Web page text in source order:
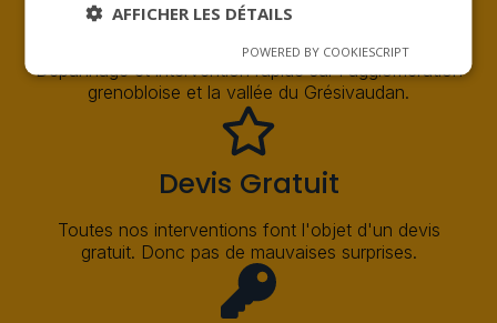
Dépannage 24/7
Dépannage et intervention rapide sur l'agglomération
grenobloise et la vallée du Grésivaudan.
Devis Gratuit
Toutes nos interventions font l'objet d'un devis
gratuit. Donc pas de mauvaises surprises.
AFFICHER LES DÉTAILS
POWERED BY COOKIESCRIPT